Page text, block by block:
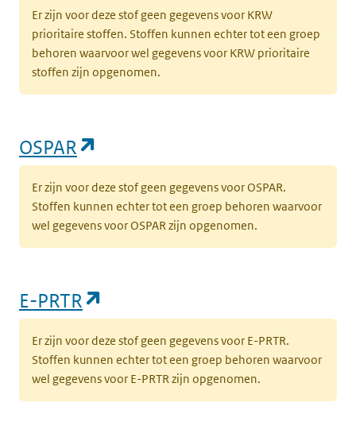
Er zijn voor deze stof geen gegevens voor KRW
prioritaire stoffen. Stoffen kunnen echter tot een groep
behoren waarvoor wel gegevens voor KRW prioritaire
stoffen zijn opgenomen.
OSPAR
Er zijn voor deze stof geen gegevens voor OSPAR.
Stoffen kunnen echter tot een groep behoren waarvoor
wel gegevens voor OSPAR zijn opgenomen.
E-PRTR
Er zijn voor deze stof geen gegevens voor E-PRTR.
Stoffen kunnen echter tot een groep behoren waarvoor
wel gegevens voor E-PRTR zijn opgenomen.